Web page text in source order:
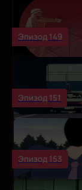
Эпизод 149
Эпизод 151
Эпизод 153